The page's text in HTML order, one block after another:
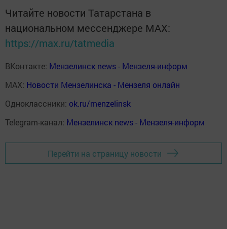
Читайте новости Татарстана в
национальном мессенджере MАХ:
https://max.ru/tatmedia
ВКонтакте: Мензелинск news - Мензеля-информ
MAX: Новости Мензелинска - Мензеля онлайн
Одноклассники: ok.ru/menzelinsk
Telegram-канал: Мензелинск news - Мензеля-информ
Перейти на страницу новости